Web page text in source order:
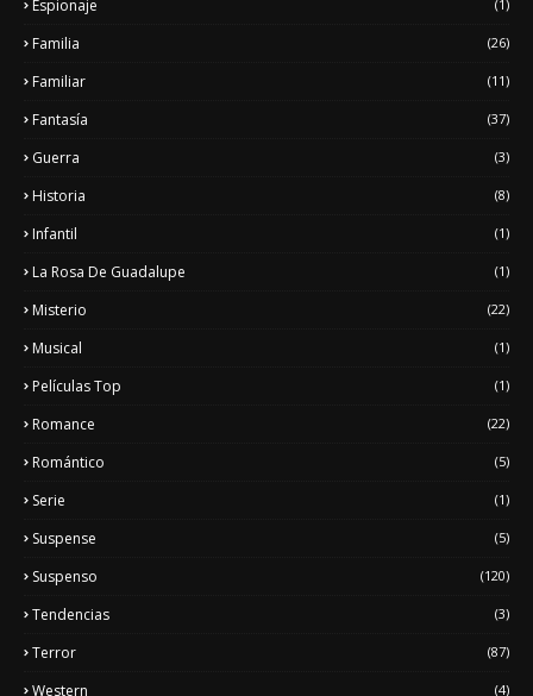
Espionaje (1)
Familia (26)
Familiar (11)
Fantasía (37)
Guerra (3)
Historia (8)
Infantil (1)
La Rosa De Guadalupe (1)
Misterio (22)
Musical (1)
Películas Top (1)
Romance (22)
Romántico (5)
Serie (1)
Suspense (5)
Suspenso (120)
Tendencias (3)
Terror (87)
Western (4)